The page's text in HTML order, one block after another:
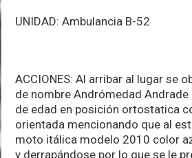
UNIDAD: Ambulancia B-52
ACCIONES: Al arribar al lugar se
de nombre Andrómedad Andrade
de edad en posición ortostatica
orientada mencionando que al
moto itálica modelo 2010 color
y derrapándose por lo que se le